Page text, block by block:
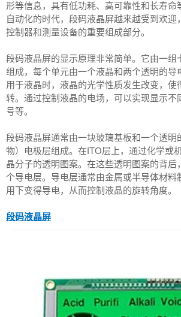
形等信息，具有低功耗、高可靠性和长寿命
自动化的时代，段码液晶屏越来越受到欢迎
控制器和测量设备的重要组成部分。
段码液晶屏的显示原理非常简单。它由一组
组成，每个单元由一个液晶和两个透明的导
用于液晶时，液晶的光学性质发生改变，使
转。通过控制液晶的电场，可以实现显示不
号等。
段码液晶屏通常由一块玻璃基板和一个透明
物）电极层组成。在ITO层上，通过化学或
晶分子的透明图案。在这些透明图案的背后
个导电层。导电层通常由金属或半导体材料
用下变得导电，从而控制液晶的旋转角度。
段码液晶屏